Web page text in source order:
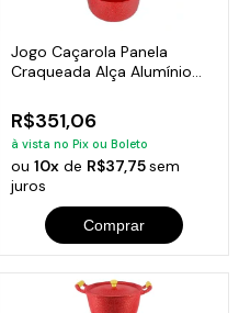
Jogo Caçarola Panela
Craqueada Alça Alumínio
R$351,06
à vista no Pix ou Boleto
ou 10xde R$37,75sem
juros
Comprar